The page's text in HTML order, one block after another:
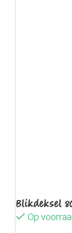
Blikdeksel
Op